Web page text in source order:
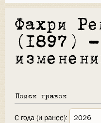
Фахри
(1897) —
Поиск правок
С года (и ранее):